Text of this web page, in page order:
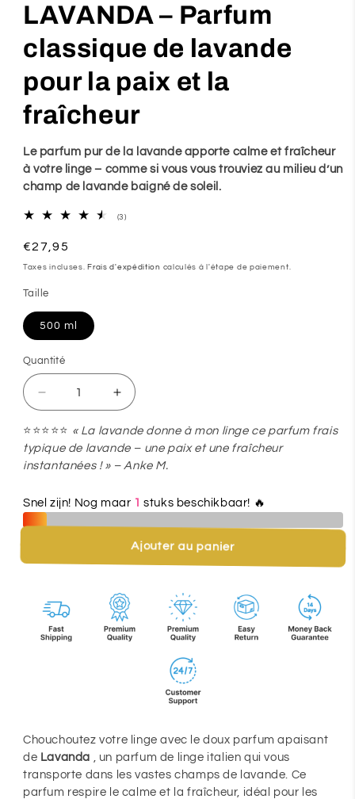
fenêtre
modale
LAVANDA – Parfum
classique de lavande
pour la paix et la
fraîcheur
Le parfum pur de la lavande apporte calme et fraîcheur
à votre linge – comme si vous vous trouviez au milieu d’un
champ de lavande baigné de soleil.
(3)3
Prix
habituel
€27,95
Taxes incluses. Frais d'expédition calculés à l'étape de paiement.
Taille
500 ml
Quantité
Quantité
Réduire
la
quantité
de
Parfum
pour
–
Parfum
la
paix
et
Augmenter
quantité
de
Parfum
pour
LAVANDA
–
Parfum
classique
lavande
la
paix
et
⭐⭐⭐⭐⭐ « La lavande donne à mon linge ce parfum frais
typique de lavande – une paix et une fraîcheur
instantanées ! » – Anke M.
Snel zijn! Nog maar 1 stuks beschikbaar! 🔥
Ajouter au panier
Chouchoutez votre linge avec le doux parfum apaisant
de Lavanda , un parfum de linge italien qui vous
transporte dans les vastes champs de lavande. Ce
parfum respire le calme et la fraîcheur, idéal pour les